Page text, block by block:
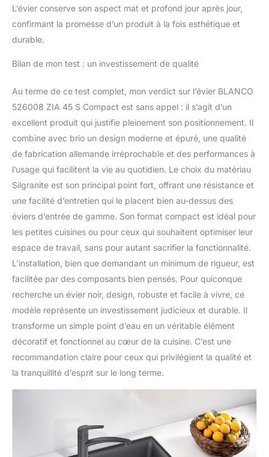
L’évier conserve son aspect mat et profond jour après jour,
confirmant la promesse d’un produit à la fois esthétique et
durable.
Bilan de mon test : un investissement de qualité
Au terme de ce test complet, mon verdict sur l’évier BLANCO
526008 ZIA 45 S Compact est sans appel : il s’agit d’un
excellent produit qui justifie pleinement son positionnement. Il
combine avec brio un design moderne et épuré, une qualité
de fabrication allemande irréprochable et des performances à
l’usage qui facilitent la vie au quotidien. Le choix du matériau
Silgranite est son principal point fort, offrant une résistance et
une facilité d’entretien qui le placent bien au-dessus des
éviers d’entrée de gamme. Son format compact est idéal pour
les petites cuisines ou pour ceux qui souhaitent optimiser leur
espace de travail, sans pour autant sacrifier la fonctionnalité.
L’installation, bien que demandant un minimum de rigueur, est
facilitée par des composants bien pensés. Pour quiconque
recherche un évier noir, design, robuste et facile à vivre, ce
modèle représente un investissement judicieux et durable. Il
transforme un simple point d’eau en un véritable élément
décoratif et fonctionnel au cœur de la cuisine. C’est une
recommandation claire pour ceux qui privilégient la qualité et
la tranquillité d’esprit sur le long terme.